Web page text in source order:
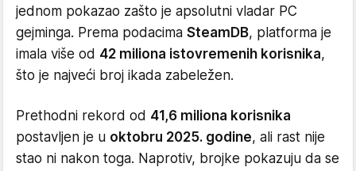
jednom pokazao zašto je apsolutni vladar PC
gejminga. Prema podacima SteamDB, platforma je
imala više od 42 miliona istovremenih korisnika,
što je najveći broj ikada zabeležen.
Prethodni rekord od 41,6 miliona korisnika
postavljen je u oktobru 2025. godine, ali rast nije
stao ni nakon toga. Naprotiv, brojke pokazuju da se